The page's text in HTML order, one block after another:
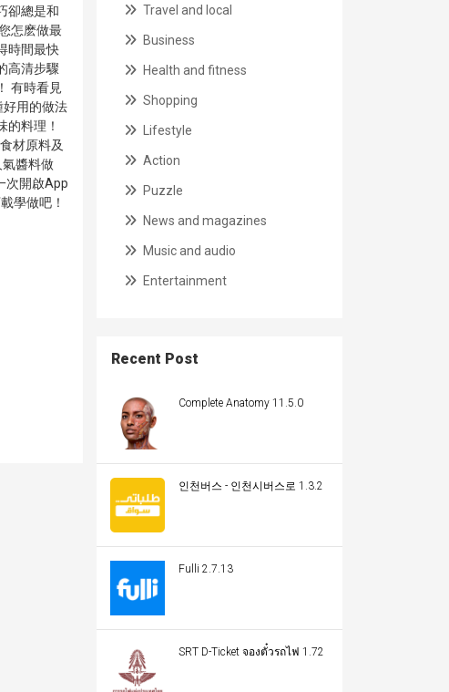
卻總是和
怎麽做最
時間最快
高清步驟
有時看見
好用的做法
料理！
材原料及
醬料做
次開啟App
學做吧！
Travel and local
Business
Health and fitness
Shopping
Lifestyle
Action
Puzzle
News and magazines
Music and audio
Entertainment
Recent Post
Complete Anatomy 11.5.0
인천버스 - 인천시버스로 1.3.2
Fulli 2.7.13
SRT D-Ticket จองตั๋วรถไฟ 1.72